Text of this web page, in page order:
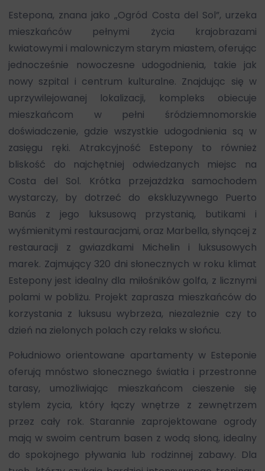
Estepona, znana jako „Ogród Costa del Sol”, urzeka
mieszkańców pełnymi życia krajobrazami
kwiatowymi i malowniczym starym miastem, oferując
jednocześnie nowoczesne udogodnienia, takie jak
nowy szpital i centrum kulturalne. Znajdując się w
uprzywilejowanej lokalizacji, kompleks obiecuje
mieszkańcom w pełni śródziemnomorskie
doświadczenie, gdzie wszystkie udogodnienia są w
zasięgu ręki. Atrakcyjność Estepony to również
bliskość do najchętniej odwiedzanych miejsc na
Costa del Sol. Krótka przejażdżka samochodem
wystarczy, by dotrzeć do ekskluzywnego Puerto
Banús z jego luksusową przystanią, butikami i
wyśmienitymi restauracjami, oraz Marbella, słynącej z
restauracji z gwiazdkami Michelin i luksusowych
marek. Zajmujący 320 dni słonecznych w roku klimat
Estepony jest idealny dla miłośników golfa, z licznymi
polami w pobliżu. Projekt zaprasza mieszkańców do
korzystania z luksusu wybrzeża, niezależnie czy to
dzień na zielonych polach czy relaks w słońcu.
Południowo orientowane apartamenty w Esteponie
oferują mnóstwo słonecznego światła i przestronne
tarasy, umożliwiając mieszkańcom cieszenie się
stylem życia, który łączy wnętrze z zewnętrzem
przez cały rok. Starannie zaprojektowane ogrody
mają w swoim centrum basen z wodą słoną, idealny
do spokojnego pływania lub rodzinnej zabawy. Dla